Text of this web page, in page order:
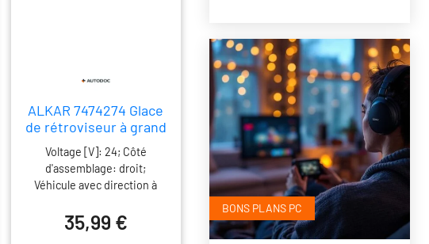
ALKAR 7474274 Glace
de rétroviseur à grand
angle
Voltage [V]: 24; Côté
d'assemblage: droit;
Véhicule avec direction à
véhicules avec direction à
gauche, pour véhicules avec
35,99 €
BONS PLANS PC